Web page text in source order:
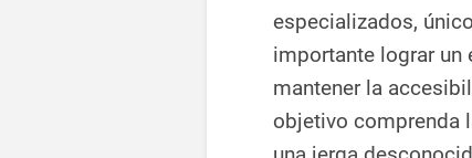
especializados,
importante lograr un
mantener la
objetivo comprenda